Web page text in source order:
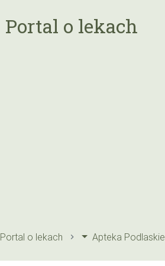
Portal o lekach
Portal o lekach Apteka Podlaskie